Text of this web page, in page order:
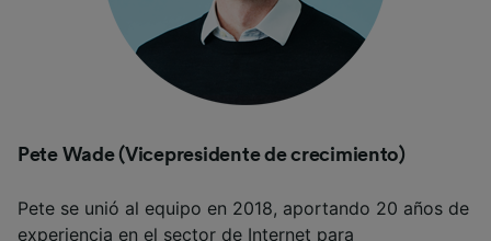
Pete Wade (Vicepresidente de crecimiento)
Pete se unió al equipo en 2018, aportando 20 años de
experiencia en el sector de Internet para